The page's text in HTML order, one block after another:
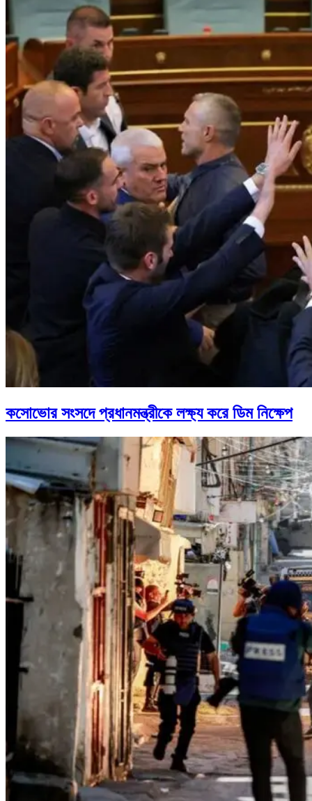
কসোভোর সংসদে প্রধানমন্ত্রীকে লক্ষ্য করে ডিম নিক্ষেপ